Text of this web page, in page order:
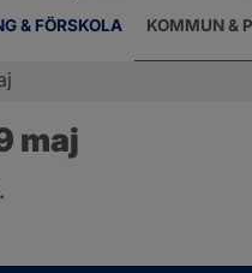
& FÖRSKOLA KOMMUN &
maj